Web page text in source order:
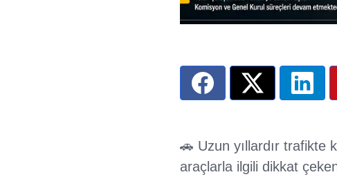
🚗 Uzun yıllardır trafikte
araçlarla ilgili dikkat